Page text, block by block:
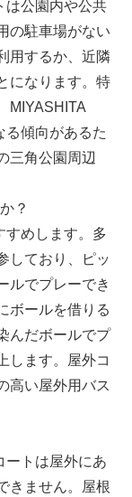
は公園内や公共
の駐車場がない
用するか、近隣
になります。特
MIYASHITA
る傾向があるた
三角公園周辺
？
すめします。多
しており、ピッ
ルでプレーでき
ボールを借りる
んだボールでプ
します。屋外コ
高い屋外用バス
ートは屋外にあ
きません。屋根